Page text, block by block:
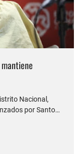
Nacional,
por Santo
una etapa de